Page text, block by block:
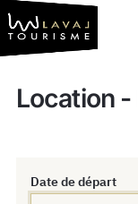
Vers le contenu
Location -
Date de départ